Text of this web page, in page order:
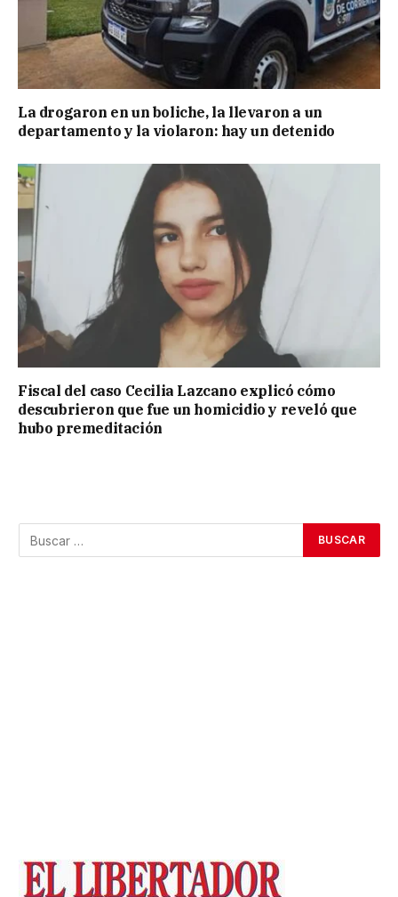
La drogaron en un boliche, la llevaron a un
departamento y la violaron: hay un detenido
Fiscal del caso Cecilia Lazcano explicó cómo
descubrieron que fue un homicidio y reveló que
hubo premeditación